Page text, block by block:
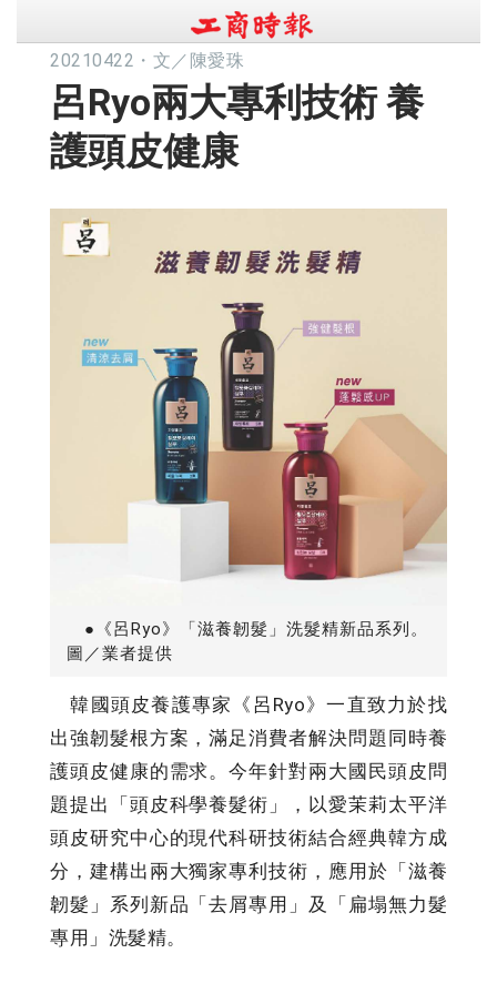
20210422 ・ 文／陳愛珠
呂Ryo兩大專利技術 養
護頭皮健康
●《呂Ryo》「滋養韌髮」洗髮精新品系列。
圖／業者提供
韓國頭皮養護專家《呂Ryo》一直致力於找
出強韌髮根方案，滿足消費者解決問題同時養
護頭皮健康的需求。今年針對兩大國民頭皮問
題提出「頭皮科學養髮術」，以愛茉莉太平洋
頭皮研究中心的現代科研技術結合經典韓方成
分，建構出兩大獨家專利技術，應用於「滋養
韌髮」系列新品「去屑專用」及「扁塌無力髮
專用」洗髮精。